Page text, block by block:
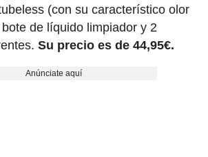
(con su característico olor
de líquido limpiador y 2
Su precio es de 44,95€.
Anúnciate aquí